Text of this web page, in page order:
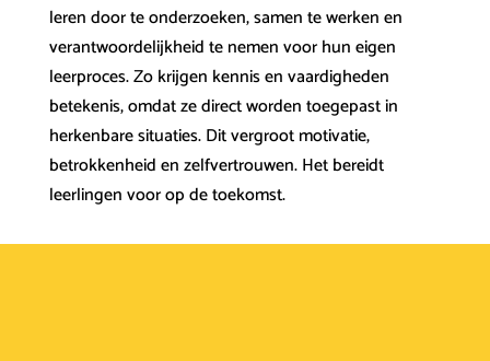
leren door te onderzoeken, samen te werken en
verantwoordelijkheid te nemen voor hun eigen
leerproces. Zo krijgen kennis en vaardigheden
betekenis, omdat ze direct worden toegepast in
herkenbare situaties. Dit vergroot motivatie,
betrokkenheid en zelfvertrouwen. Het bereidt
leerlingen voor op de toekomst.